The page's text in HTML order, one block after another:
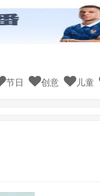
节日 创意 儿童